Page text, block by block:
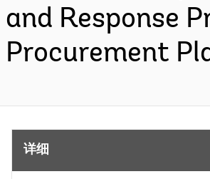
and Response
Procurement
详细